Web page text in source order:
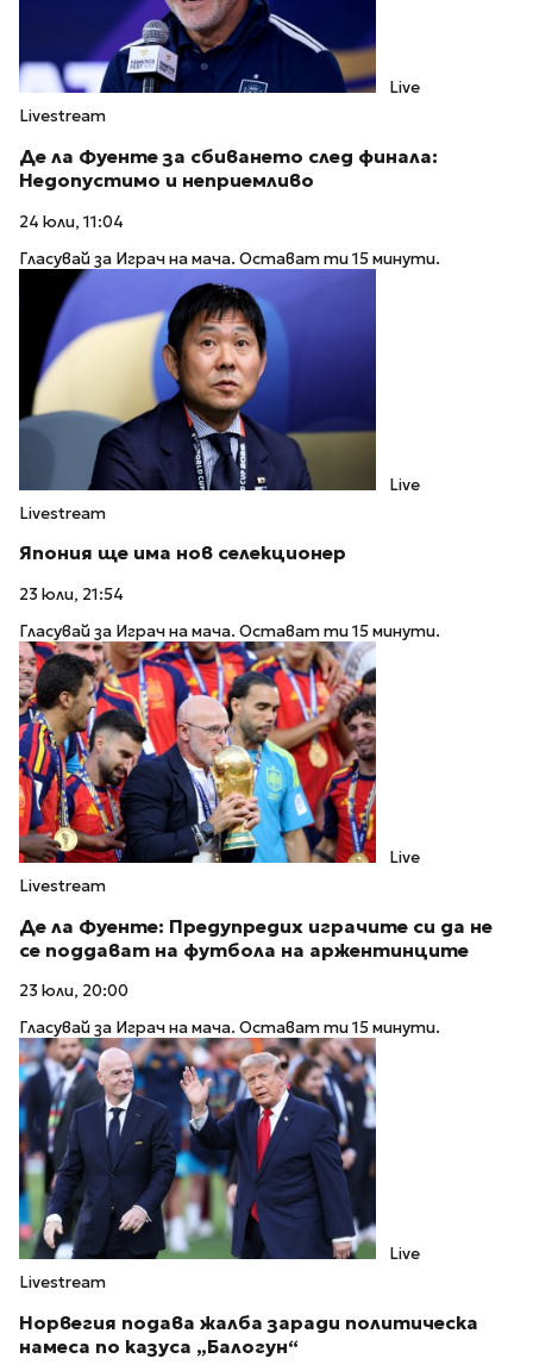
Live
Livestream
Де ла Фуенте за сбиването след финала:
Недопустимо и неприемливо
24 юли, 11:04
Гласувай за Играч на мача. Остават ти 15 минути.
Live
Livestream
Япония ще има нов селекционер
23 юли, 21:54
Гласувай за Играч на мача. Остават ти 15 минути.
Live
Livestream
Де ла Фуенте: Предупредих играчите си да не
се поддават на футбола на аржентинците
23 юли, 20:00
Гласувай за Играч на мача. Остават ти 15 минути.
Live
Livestream
Норвегия подава жалба заради политическа
намеса по казуса „Балогун“